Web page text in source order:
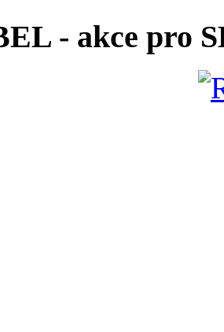
- akce pro